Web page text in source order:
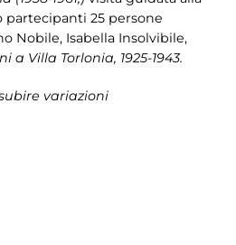
partecipanti 25 persone
Nobile, Isabella Insolvibile,
Villa Torlonia, 1925-1943.
variazioni